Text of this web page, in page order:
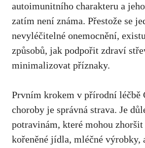
autoimunitního charakteru​ a
zatím není známa. Přestože se
nevyléčitelné onemocnění,
způsobů, jak podpořit zdraví
minimalizovat příznaky.
Prvním krokem v přírodní​ léčbě
choroby je správná strava. Je
potravinám, které mohou
kořeněné jídla, mléčné​ výrobky,